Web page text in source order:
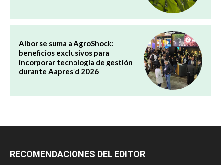
Albor se suma a AgroShock:
beneficios exclusivos para
incorporar tecnología de gestión
durante Aapresid 2026
RECOMENDACIONES DEL EDITOR